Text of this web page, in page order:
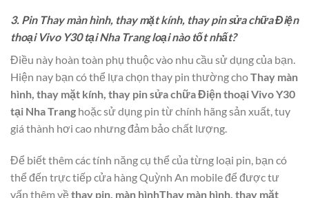
3. Pin Thay màn hình, thay mặt kính, thay pin sửa chữa Điện
thoại Vivo Y30 tại Nha Trang loại nào tốt nhất?
Điều này hoàn toàn phụ thuộc vào nhu cầu sử dụng của bạn.
Hiện nay bạn có thể lựa chọn thay pin thường choThay màn
hình, thay mặt kính, thay pin sửa chữa Điện thoại Vivo Y30
tại Nha Trang hoặc sử dụng pin từ chính hãng sản xuất, tuy
giá thành hơi cao nhưng đảm bảo chất lượng.
Để biết thêm các tính năng cụ thể của từng loại pin, bạn có
thể đến trực tiếp cửa hàng Quỳnh An mobile để được tư
vấn thêm về thay pin, màn hìnhThay màn hình, thay mặt